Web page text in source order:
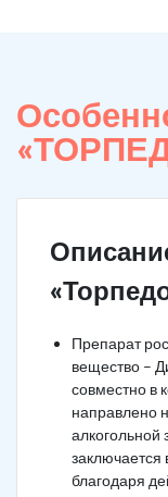
Препарат
вещество –
совместно в
направлено
алкогольной
заключается
благодаря